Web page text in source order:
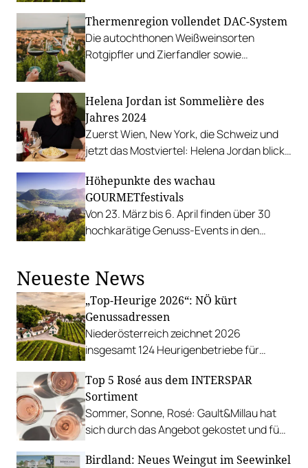
Thermenregion vollendet DAC-System
Die autochthonen Weißweinsorten
Rotgipfler und Zierfandler sowie
Helena Jordan ist Sommelière des
Jahres 2024
Zuerst Wien, New York, die Schweiz und
jetzt das Mostviertel: Helena Jordan blickt
heutige einzigartige Handschrift formten.
Wir stellen die Sommelière des Jahres vor.
Höhepunkte des wachau
GOURMETfestivals
Von 23. März bis 6. April finden über 30
hochkarätige Genuss-Events in den
Neueste News
„Top-Heurige 2026“: NÖ kürt
Genussadressen
Niederösterreich zeichnet 2026
insgesamt 124 Heurigenbetriebe für
Top 5 Rosé aus dem INTERSPAR
Sortiment
Sommer, Sonne, Rosé: Gault&Millau hat
sich durch das Angebot gekostet und fünf
Birdland: Neues Weingut im Seewinkel